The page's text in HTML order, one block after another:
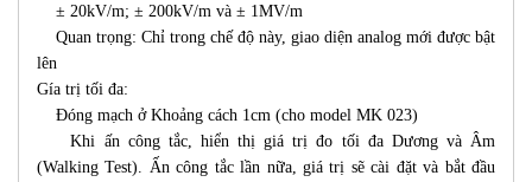
± 20kV/m; ± 200kV/m và ± 1MV/m
Quan trọng: Chỉ trong chế độ này, giao diện analog mới được bật
lên
Gía trị tối đa:
Đóng mạch ở Khoảng cách 1cm (cho model MK 023)
Khi ấn công tắc, hiển thị giá trị đo tối đa Dương và Âm
(Walking Test). Ấn công tắc lần nữa, giá trị sẽ cài đặt và bắt đầu